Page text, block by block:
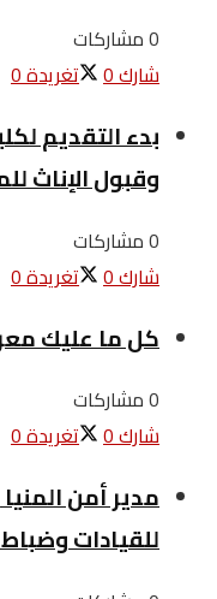
0 مشاركات
شارك0 تغريدة0
وقبول الإناث
0 مشاركات
شارك0 تغريدة0
كل ما عليك
0 مشاركات
شارك0 تغريدة0
مدير أمن
للقيادات